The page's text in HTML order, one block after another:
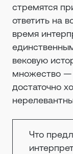
стремятся
ответить на
время
вековую
множество —
достаточно
Что